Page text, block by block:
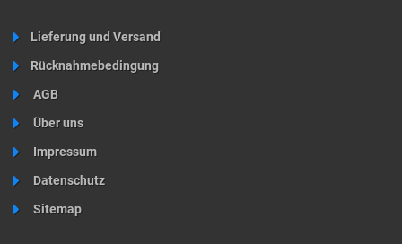
Lieferung und Versand
Rücknahmebedingung
AGB
Über uns
Impressum
Datenschutz
Sitemap